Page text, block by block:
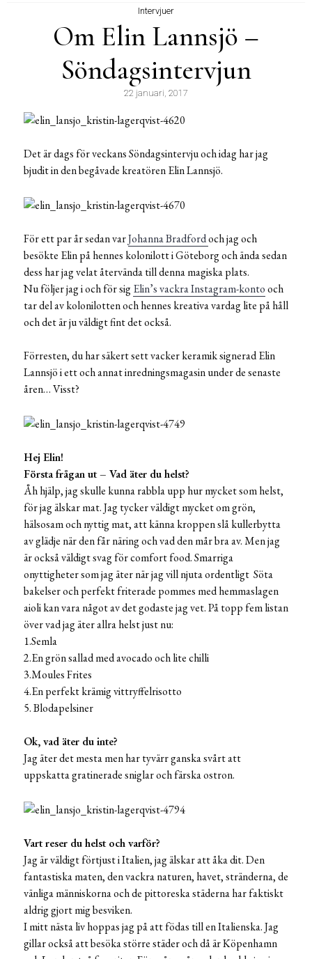
Intervjuer
Om Elin Lannsjö –
Söndagsintervjun
22 januari, 2017
Det är dags för veckans Söndagsintervju och idag har jag
bjudit in den begåvade kreatören Elin Lannsjö.
För ett par år sedan varJohanna Bradfordoch jag och
besökte Elin på hennes kolonilott i Göteborg och ända sedan
dess har jag velat återvända till denna magiska plats.
Nu följer jag i och för sigElin’s vackra Instagram-kontooch
tar del av kolonilotten och hennes kreativa vardag lite på håll
och det är ju väldigt fint det också.
Förresten, du har säkert sett vacker keramik signerad Elin
Lannsjö i ett och annat inredningsmagasin under de senaste
åren… Visst?
Hej Elin!
Första frågan ut – Vad äter du helst?
Åh hjälp, jag skulle kunna rabbla upp hur mycket som helst,
för jag älskar mat. Jag tycker väldigt mycket om grön,
hälsosam och nyttig mat, att känna kroppen slå kullerbytta
av glädje när den får näring och vad den mår bra av. Men jag
är också väldigt svag för comfort food. Smarriga
onyttigheter som jag äter när jag vill njuta ordentligt Söta
bakelser och perfekt friterade pommes med hemmaslagen
aioli kan vara något av det godaste jag vet. På topp fem listan
över vad jag äter allra helst just nu:
1.Semla
2.En grön sallad med avocado och lite chilli
3.Moules Frites
4.En perfekt krämig vittryffelrisotto
5. Blodapelsiner
Ok, vad äter du inte?
Jag äter det mesta men har tyvärr ganska svårt att
uppskatta gratinerade sniglar och färska ostron.
Vart reser du helst och varför?
Jag är väldigt förtjust i Italien, jag älskar att åka dit. Den
fantastiska maten, den vackra naturen, havet, stränderna, de
vänliga människorna och de pittoreska städerna har faktiskt
aldrig gjort mig besviken.
I mitt nästa liv hoppas jag på att födas till en Italienska. Jag
gillar också att besöka större städer och då är Köpenhamn